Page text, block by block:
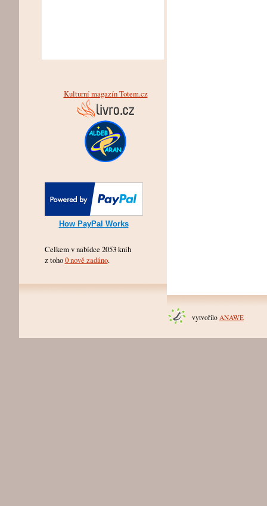
Kulturní magazín Totem.cz
How PayPal Works
Celkem v nabídce 2053 knih
z toho0 nově zadáno.
vytvořilo ANAWE